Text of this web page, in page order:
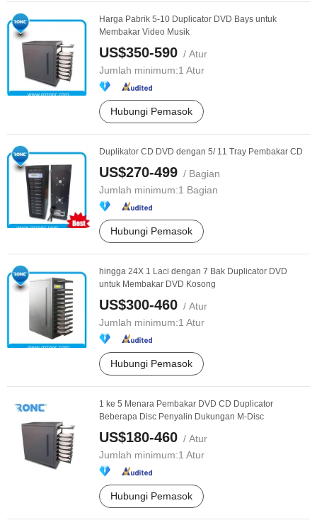
Harga Pabrik 5-10 Duplicator DVD Bays untuk
Membakar Video Musik
US$350-590 / Atur
Jumlah minimum:1 Atur
Hubungi Pemasok
Duplikator CD DVD dengan 5/ 11 Tray Pembakar CD
US$270-499 / Bagian
Jumlah minimum:1 Bagian
Hubungi Pemasok
hingga 24X 1 Laci dengan 7 Bak Duplicator DVD
untuk Membakar DVD Kosong
US$300-460 / Atur
Jumlah minimum:1 Atur
Hubungi Pemasok
1 ke 5 Menara Pembakar DVD CD Duplicator
Beberapa Disc Penyalin Dukungan M-Disc
US$180-460 / Atur
Jumlah minimum:1 Atur
Hubungi Pemasok